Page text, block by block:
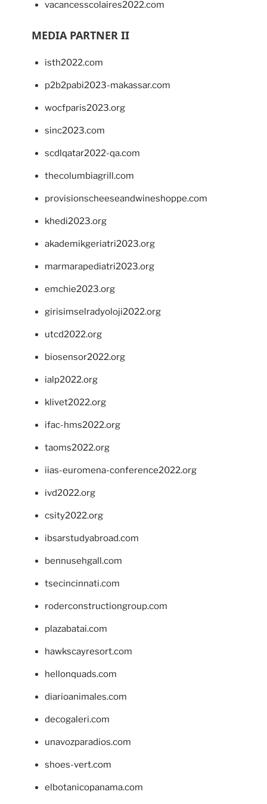
vacancesscolaires2022.com
MEDIA PARTNER II
isth2022.com
p2b2pabi2023-makassar.com
wocfparis2023.org
sinc2023.com
scdlqatar2022-qa.com
thecolumbiagrill.com
provisionscheeseandwineshoppe.com
khedi2023.org
akademikgeriatri2023.org
marmarapediatri2023.org
emchie2023.org
girisimselradyoloji2022.org
utcd2022.org
biosensor2022.org
ialp2022.org
klivet2022.org
ifac-hms2022.org
taoms2022.org
iias-euromena-conference2022.org
ivd2022.org
csity2022.org
ibsarstudyabroad.com
bennusehgall.com
tsecincinnati.com
roderconstructiongroup.com
plazabatai.com
hawkscayresort.com
hellonquads.com
diarioanimales.com
decogaleri.com
unavozparadios.com
shoes-vert.com
elbotanicopanama.com